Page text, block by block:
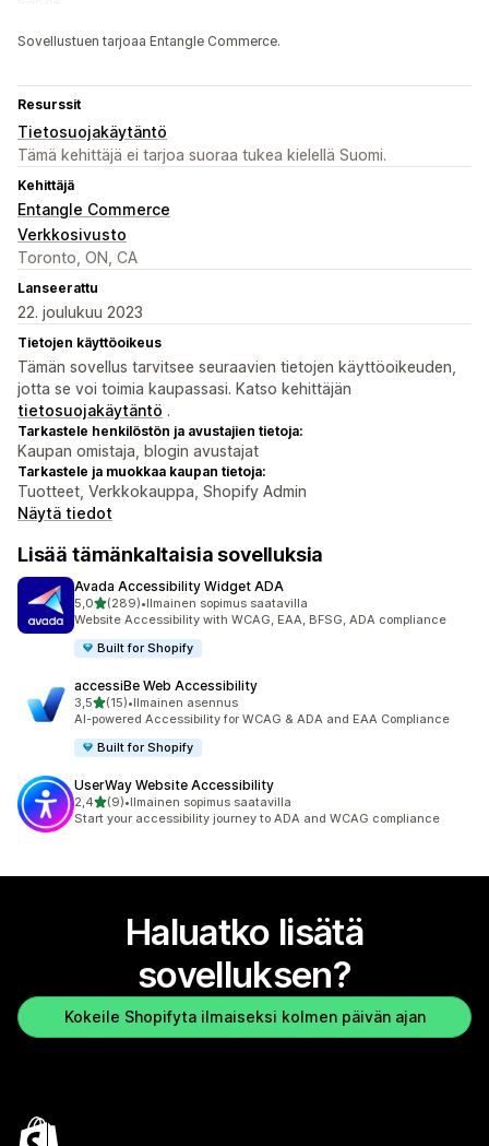
Sovellustuen tarjoaa Entangle Commerce.
Resurssit
Tietosuojakäytäntö
Tämä kehittäjä ei tarjoa suoraa tukea kielellä Suomi.
Kehittäjä
Entangle Commerce
Verkkosivusto
Toronto, ON, CA
Lanseerattu
22. joulukuu 2023
Tietojen käyttöoikeus
Tämän sovellus tarvitsee seuraavien tietojen käyttöoikeuden,
jotta se voi toimia kaupassasi. Katso kehittäjän
tietosuojakäytäntö .
Tarkastele henkilöstön ja avustajien tietoja:
Kaupan omistaja, blogin avustajat
Tarkastele ja muokkaa kaupan tietoja:
Tuotteet, Verkkokauppa, Shopify Admin
Näytä tiedot
Lisää tämänkaltaisia sovelluksia
Avada Accessibility Widget ADA
5,0/ 5 tähteä
(289)
289 arvostelua yhteensä
•Ilmainen sopimus saatavilla
Website Accessibility with WCAG, EAA, BFSG, ADA compliance
Built for Shopify
accessiBe Web Accessibility
3,5/ 5 tähteä
(15)
15 arvostelua yhteensä
•Ilmainen asennus
AI-powered Accessibility for WCAG & ADA and EAA Compliance
Built for Shopify
UserWay Website Accessibility
2,4/ 5 tähteä
(9)
9 arvostelua yhteensä
•Ilmainen sopimus saatavilla
Start your accessibility journey to ADA and WCAG compliance
Haluatko lisätä
sovelluksen?
Kokeile Shopifyta ilmaiseksi kolmen päivän ajan